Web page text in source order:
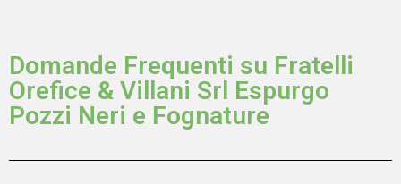
Domande Frequenti su Fratelli
Orefice & Villani Srl Espurgo
Pozzi Neri e Fognature